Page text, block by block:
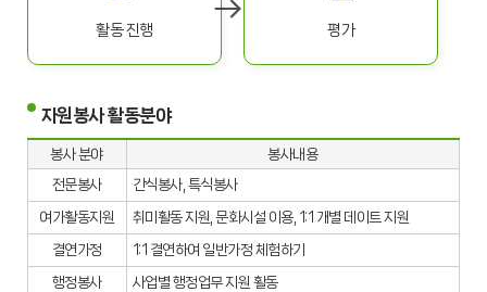
활동 진행 평가
자원봉사 활동분야
봉사 분야
봉사내용
전문봉사
간식봉사, 특식봉사
여가활동지원 취미활동 지원, 문화시설 이용, 1:1 개별 데이트 지원
결연가정 1:1 결연하여 일반가정 체험하기
행정봉사 사업별 행정업무 지원 활동